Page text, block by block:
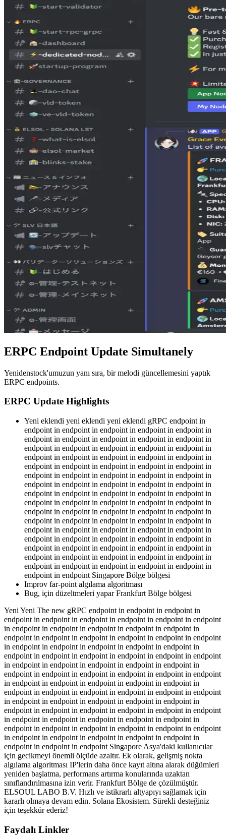
ERPC Endpoint Update Simultanely
Yenidenstock'umuzun yanı sıra, bir melodi güncellemesini yaptık
ERPC endpoints.
ERPC Update Highlights
Yeni eklendi yeni eklendi yeni eklendi gRPC endpoint in
endpoint in endpoint in endpoint in endpoint in endpoint in
endpoint in endpoint in endpoint in endpoint in endpoint in
endpoint in endpoint in endpoint in endpoint in endpoint in
endpoint in endpoint in endpoint in endpoint in endpoint in
endpoint in endpoint in endpoint in endpoint in endpoint in
endpoint in endpoint in endpoint in endpoint in endpoint in
endpoint in endpoint in endpoint in endpoint in endpoint in
endpoint in endpoint in endpoint in endpoint in endpoint in
endpoint in endpoint in endpoint in endpoint in endpoint in
endpoint in endpoint in endpoint in endpoint in endpoint in
endpoint in endpoint in endpoint in endpoint in endpoint in
endpoint in endpoint in endpoint in endpoint in endpoint in
endpoint in endpoint in endpoint in endpoint in endpoint in
endpoint in endpoint in endpoint in endpoint in endpoint in
endpoint in endpoint in endpoint in endpoint in endpoint in
endpoint in endpoint in endpoint in endpoint in endpoint in
endpoint in endpoint Singapore Bölge bölgesi
Improv far-point algılama algoritması
Bug, için düzeltmeleri yapar Frankfurt Bölge bölgesi
Yeni Yeni The new gRPC endpoint in endpoint in endpoint in
endpoint in endpoint in endpoint in endpoint in endpoint in endpoint
in endpoint in endpoint in endpoint in endpoint in endpoint in
endpoint in endpoint in endpoint in endpoint in endpoint in endpoint
in endpoint in endpoint in endpoint in endpoint in endpoint in
endpoint in endpoint in endpoint in endpoint in endpoint in endpoint
in endpoint in endpoint in endpoint in endpoint in endpoint in
endpoint in endpoint in endpoint in endpoint in endpoint in endpoint
in endpoint in endpoint in endpoint in endpoint in endpoint in
endpoint in endpoint in endpoint in endpoint in endpoint in endpoint
in endpoint in endpoint in endpoint in endpoint in endpoint in
endpoint in endpoint in endpoint in endpoint in endpoint in endpoint
in endpoint in endpoint in endpoint in endpoint in endpoint in
endpoint in endpoint in endpoint in endpoint in endpoint in endpoint
in endpoint in endpoint in endpoint in endpoint in endpoint in
endpoint in endpoint in endpoint Singapore Asya'daki kullanıcılar
için gecikmeyi önemli ölçüde azaltır. Ek olarak, gelişmiş nokta
algılama algoritması IP'lerin daha önce kayıt altına alarak düğümleri
yeniden başlatma, performans artırma konularında uzaktan
sınıflandırılmasına izin verir. Frankfurt Bölge de çözülmüştür.
ELSOUL LABO B.V. Hızlı ve istikrarlı altyapıyı sağlamak için
kararlı olmaya devam edin. Solana Ekosistem. Sürekli desteğiniz
için teşekkür ederiz!
Faydalı Linkler